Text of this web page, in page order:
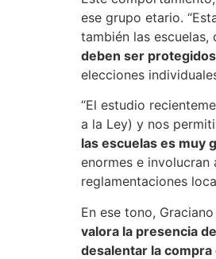
ese grupo etario.
también las
deben ser
elecciones
“El estudio
a la Ley) y nos
las escuelas es muy
enormes e involucran
reglamentaciones
En ese tono,
valora la presencia
desalentar la